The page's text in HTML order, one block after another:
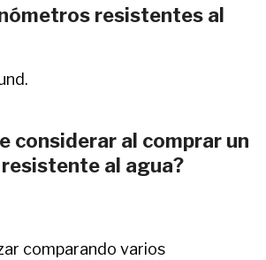
resistentes al
considerar al comprar un
al agua?
comparando varios